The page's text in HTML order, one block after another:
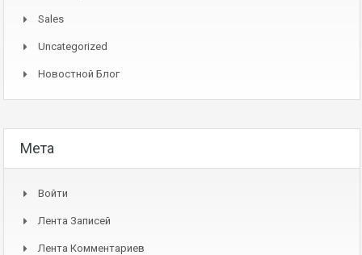
Sales
Uncategorized
Новостной Блог
Мета
Войти
Лента Записей
Лента Комментариев